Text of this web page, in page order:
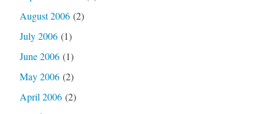
August 2006(2)
July 2006(1)
June 2006(1)
May 2006(2)
April 2006(2)